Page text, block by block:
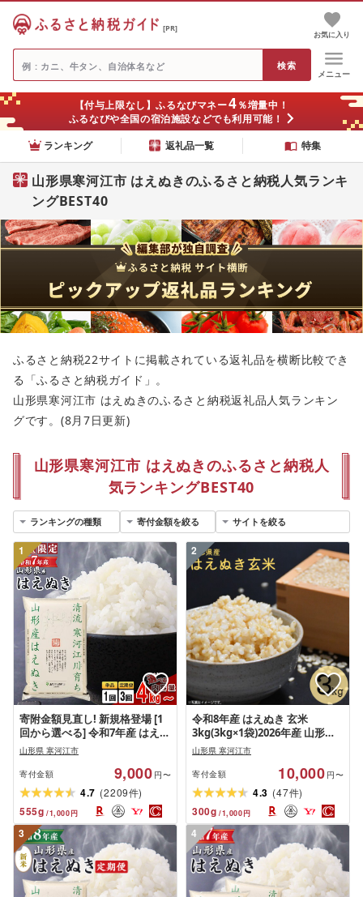
[PR]
お気に入り
メニュー
【付与上限なし】ふるなびマネー4％増量中！
ふるなびや全国の宿泊施設などでも利用可能！
ランキング
返礼品一覧 特集
山形県寒河江市 はえぬきのふるさと納税人気ランキ
ングBEST40
ふるさと納税22サイトに掲載されている返礼品を横断比較でき
る「ふるさと納税ガイド」。
山形県寒河江市 はえぬきのふるさと納税返礼品人気ランキン
グです。(8月7日更新)
山形県寒河江市 はえぬきのふるさと納税人
気ランキングBEST40
1
寄附金額見直し! 新規格登場 [1
回から選べる] 令和7年産 はえぬ
き 4kg 〜 30kg 山形県産 2025年
産 4キロ 5キロ 7キロ 10キロ
5kg 7kg 10kg 定期便 3回定期便
白米 お米 山形産 ブランド米 3
回 3か月 発送時期 配送時期 送
料無料
山形県 寒河江市
寄付金額 9,000 円〜
4.7 (2209件)
555g /1,000円
2
令和8年産 はえぬき 玄米
3kg(3kg×1袋)2026年産 山形県
産 [2026年9月下旬頃から順次発
送予定]
山形県 寒河江市
寄付金額 10,000 円〜
4.3 (47件)
300g /1,000円
3 4